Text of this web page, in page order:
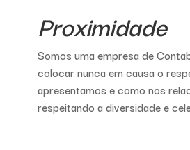
Proximidade
Somos uma empresa de
colocar nunca em causa o
apresentamos e como nos
respeitando a diversidade e